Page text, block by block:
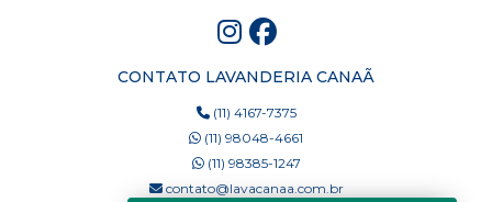
CONTATO LAVANDERIA CANAÃ
(11) 4167-7375
(11) 98048-4661
(11) 98385-1247
contato@lavacanaa.com.br